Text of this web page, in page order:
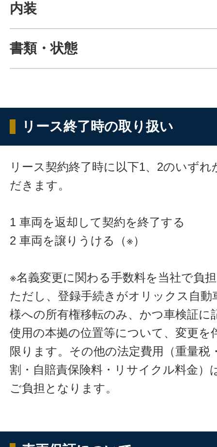
内装
書類・状態
リース終了時の取り扱い
リース契約終了時に以下1、2のいず
だきます。
1 車両を返却して契約を終了する
2 車両を譲りうける（※）
※名義変更に関わる手数料を当社で負
ただし、登録手続きがオリックス自動
様への所有権移転のみ、かつ車検証に
使用の本拠の位置等について、変更を
限ります。その他の法定費用（重量税
割・自賠責保険料・リサイクル料金）
ご負担となります。